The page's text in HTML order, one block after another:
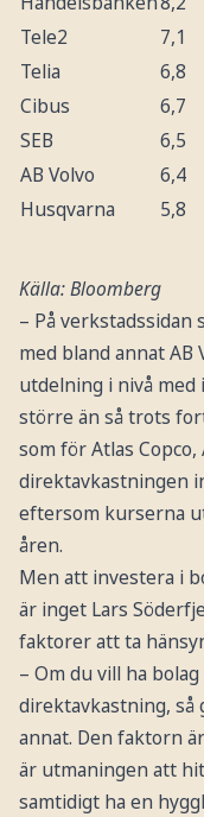
Tele2
7,1
Telia
6,8
Cibus
6,7
SEB
6,5
AB Volvo
6,4
Husqvarna
5,8
Källa: Bloomberg
– På
med bland annat AB
utdelning i nivå
större än så trots
som för Atlas Copco,
direktavkastningen
eftersom kurserna
åren.
Men att investera i
är inget Lars
faktorer att ta
– Om du vill ha
direktavkastning,
annat. Den faktorn
är utmaningen att
samtidigt ha en